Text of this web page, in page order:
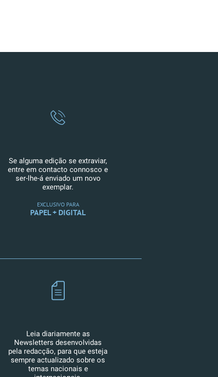
Se alguma edição se extraviar,
entre em contacto connosco e
ser-lhe-á enviado um novo
exemplar.
EXCLUSIVO PARA
PAPEL + DIGITAL
Leia diariamente as
Newsletters desenvolvidas
pela redacção, para que esteja
sempre actualizado sobre os
temas nacionais e